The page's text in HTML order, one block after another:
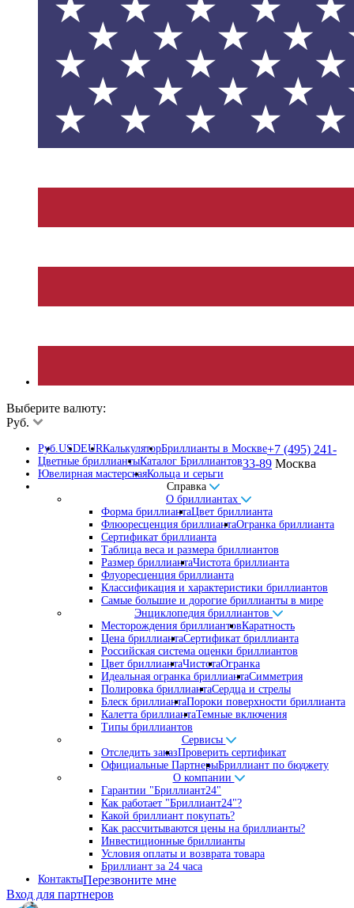
Выберите валюту:
Руб.
Руб.USDEURКалькуляторБриллианты в Москве
Цветные бриллиантыКаталог Бриллиантов
Ювелирная мастерскаяКольца и серьги
Справка
О бриллиантах
Форма бриллиантаЦвет бриллианта
Флюоресценция бриллиантаОгранка бриллианта
Сертификат бриллианта
Таблица веса и размера бриллиантов
Размер бриллиантаЧистота бриллианта
Флуоресценция бриллианта
Классификация и характеристики бриллиантов
Самые большие и дорогие бриллианты в мире
Энциклопедия бриллиантов
Месторождения бриллиантовКаратность
Цена бриллиантаСертификат бриллианта
Российская система оценки бриллиантов
Цвет бриллиантаЧистотаОгранка
Идеальная огранка бриллиантаСимметрия
Полировка бриллиантаСердца и стрелы
Блеск бриллиантаПороки поверхности бриллианта
Калетта бриллиантаТемные включения
Типы бриллиантов
Сервисы
Отследить заказПроверить сертификат
Официальные ПартнерыБриллиант по бюджету
О компании
Гарантии "Бриллиант24"
Как работает "Бриллиант24"?
Какой бриллиант покупать?
Как рассчитываются цены на бриллианты?
Инвестиционные бриллианты
Условия оплаты и возврата товара
Бриллиант за 24 часа
Контакты
+7 (495) 241-
33-89 Москва
Перезвоните мне
Вход для партнеров